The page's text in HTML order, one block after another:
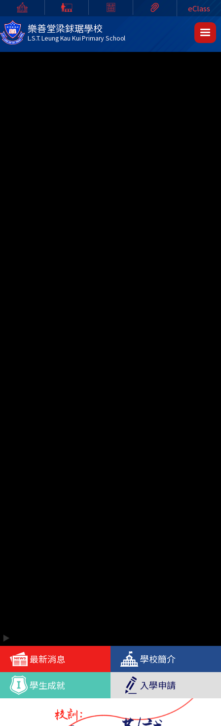
樂善堂梁銶琚學校
L.S.T. Leung Kau Kui Primary School
eClass
▶️
最新消息 學校簡介
學生成就 入學申請